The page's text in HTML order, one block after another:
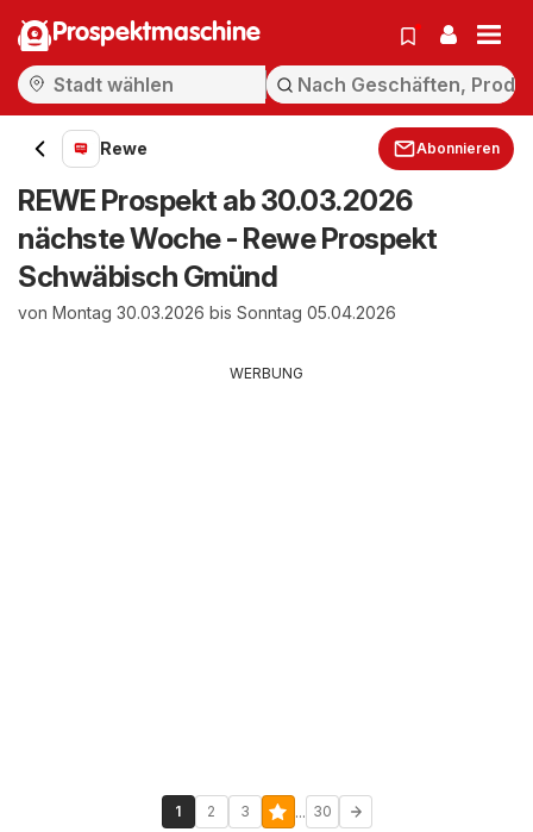
Prospektmaschine
Rewe Abonnieren
REWE Prospekt ab 30.03.2026
nächste Woche - Rewe Prospekt
Schwäbisch Gmünd
von Montag 30.03.2026 bis Sonntag 05.04.2026
WERBUNG
1 2 3 ... 30